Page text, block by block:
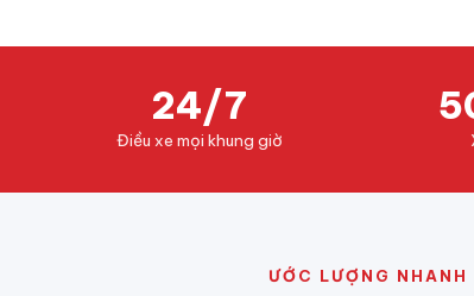
24/7
Điều xe mọi khung giờ
ƯỚC LƯỢNG NHANH